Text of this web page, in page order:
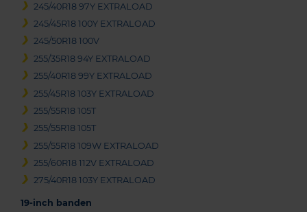
245/40R18 97Y EXTRALOAD
245/45R18 100Y EXTRALOAD
245/50R18 100V
255/35R18 94Y EXTRALOAD
255/40R18 99Y EXTRALOAD
255/45R18 103Y EXTRALOAD
255/55R18 105T
255/55R18 105T
255/55R18 109W EXTRALOAD
255/60R18 112V EXTRALOAD
275/40R18 103Y EXTRALOAD
19-inch banden